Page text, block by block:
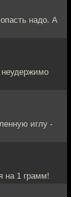
надо. А
иглу -
на 1 грамм!